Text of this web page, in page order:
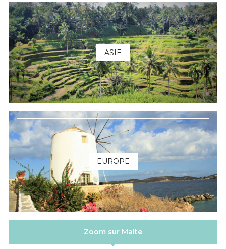
ASIE
EUROPE
Zoom sur Malte